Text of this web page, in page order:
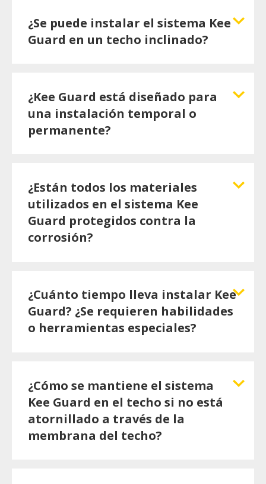
¿Se puede instalar el sistema Kee
Guard en un techo inclinado?
¿Kee Guard está diseñado para
una instalación temporal o
permanente?
¿Están todos los materiales
utilizados en el sistema Kee
Guard protegidos contra la
corrosión?
¿Cuánto tiempo lleva instalar Kee
Guard? ¿Se requieren habilidades
o herramientas especiales?
¿Cómo se mantiene el sistema
Kee Guard en el techo si no está
atornillado a través de la
membrana del techo?